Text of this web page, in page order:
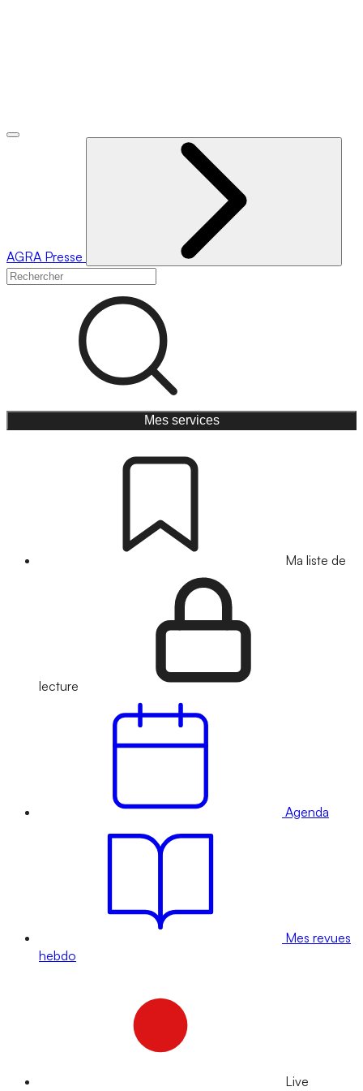
AGRA Presse
Mes services
Ma liste de
lecture
Agenda
Mes revues
hebdo
Live